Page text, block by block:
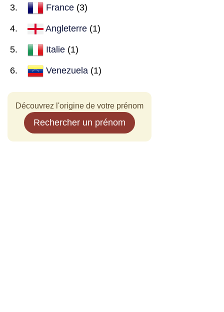
France (3)
Angleterre (1)
Italie (1)
Venezuela (1)
Découvrez l'origine de votre prénom
Rechercher un prénom